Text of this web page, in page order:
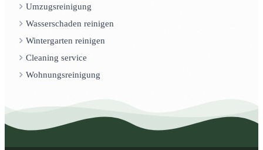
Umzugsreinigung
Wasserschaden reinigen
Wintergarten reinigen
Cleaning service
Wohnungsreinigung